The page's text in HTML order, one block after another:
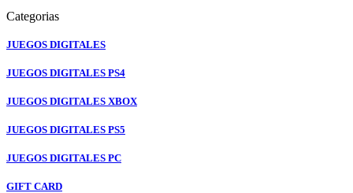
Categorias
JUEGOS DIGITALES
JUEGOS DIGITALES PS4
JUEGOS DIGITALES XBOX
JUEGOS DIGITALES PS5
JUEGOS DIGITALES PC
GIFT CARD